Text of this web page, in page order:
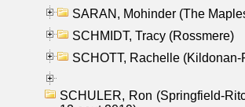
SARAN, Mohinder (The
SCHMIDT, Tracy (Rossmere)
SCHOTT, Rachelle (Kildonan-
SCHULER, Ron (Springfield-